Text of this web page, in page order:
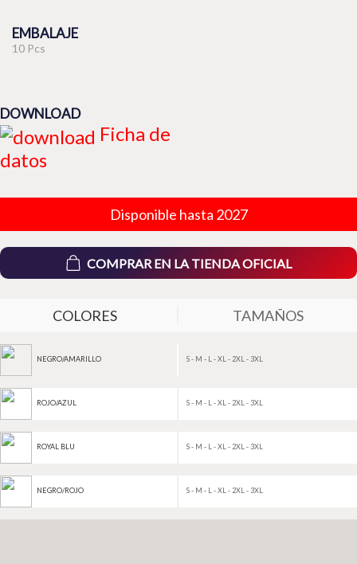
EMBALAJE
10 Pcs
DOWNLOAD
Ficha de
datos
Disponible hasta 2027
COMPRAR EN LA TIENDA OFICIAL
COLORES TAMAÑOS
NEGRO/AMARILLO S - M - L - XL - 2XL - 3XL
ROJO/AZUL S - M - L - XL - 2XL - 3XL
ROYAL BLU S - M - L - XL - 2XL - 3XL
NEGRO/ROJO S - M - L - XL - 2XL - 3XL